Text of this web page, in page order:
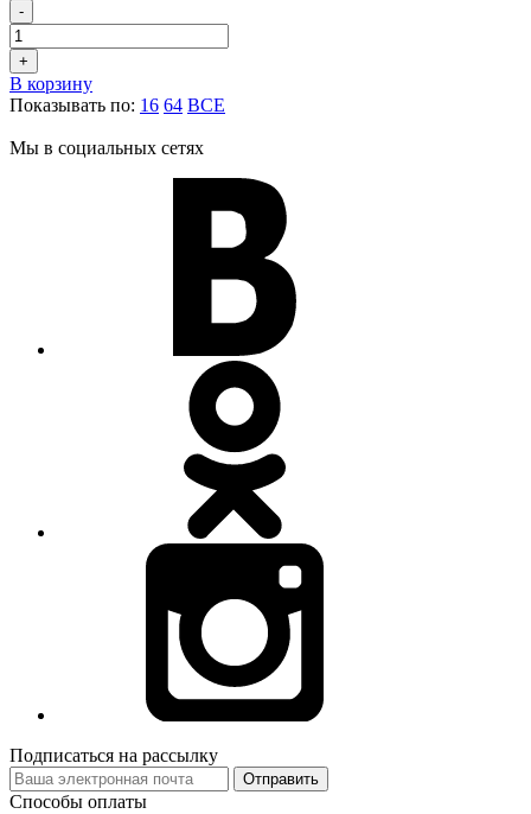
-
+
В корзину
Показывать по: 16 64 ВСЕ
Мы в социальных сетях
Подписаться на рассылку
Отправить
Способы оплаты